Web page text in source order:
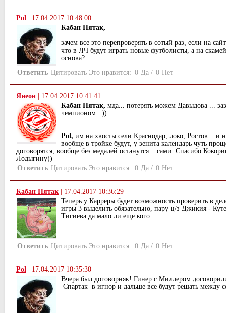
Pol
17.04.2017 10:48:00
Кабан Пятак,
зачем все это перепроверять в сотый раз, если на
что в ЛЧ будут играть новые футболисты, а на
основа?
Ответить Цитировать Это нравится: 0 Да / 0 Нет
Янеон
17.04.2017 10:41:41
Кабан Пятак, мда... потерять можем Давыдова ...
чемпионом...))
Pol, им на хвосты сели Краснодар, локо, Ростов... и
вообще в тройке будут, у зенита календарь чуть
договорятся, вообще без медалей останутся... сами. Спасибо
Лодыгину))
Ответить Цитировать Это нравится: 0 Да / 0 Нет
Кабан Пятак
17.04.2017 10:36:29
Теперь у Карреры будет возможность проверить в
игры 3 выделить обязательно, пару ц/з Джикия -
Тигиева да мало ли еще кого.
Ответить Цитировать Это нравится: 0 Да / 0 Нет
Pol | 17.04.2017 10:35:30
Вчера был договорняк! Гинер с Миллером
Спартак в игнор и дальше все будут решать между